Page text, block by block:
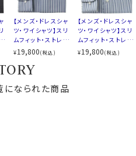
があり、湿気＝汗を吸収
ます。
を上手に蒸発・発散させ
し、蒸れが少なくさらっ
た空気を含み断熱効果
境から体を守ってくれ
・
【メンズ・ドレスシャ
ツ・ワイシャツ】スリ
ムフィット・ストレッ
チ・メリノウール・イ
タリア製生地・イー
ジーケア・ホリゾン
タルカラー・ポケット
無し
¥19,800(税込)
【メンズ・ドレスシャ
ツ・ワイシャツ】スリ
ムフィット・ストレッ
チ・メリノウール・イ
タリア製生地・イー
¥19,800(税込)
になられた商品